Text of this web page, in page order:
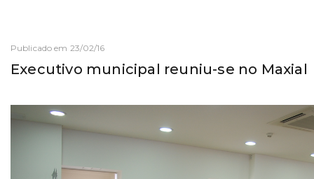
Publicado em 23/02/16
Executivo municipal reuniu-se no Maxial